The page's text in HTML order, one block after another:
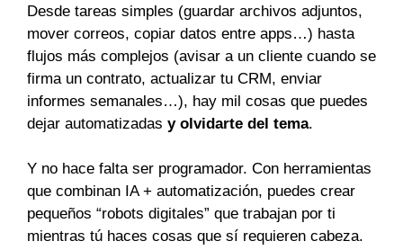
Desde tareas simples (guardar archivos adjuntos,
mover correos, copiar datos entre apps…) hasta
flujos más complejos (avisar a un cliente cuando se
firma un contrato, actualizar tu CRM, enviar
informes semanales…), hay mil cosas que puedes
dejar automatizadas y olvidarte del tema.
Y no hace falta ser programador. Con herramientas
que combinan IA + automatización, puedes crear
pequeños “robots digitales” que trabajan por ti
mientras tú haces cosas que sí requieren cabeza.